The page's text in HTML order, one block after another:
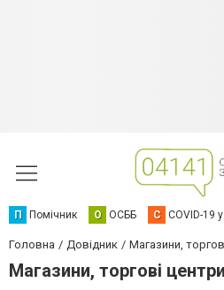
П Помічник О ОСББ C COVID-19
Головна Довідник Магазини,
Магазини, торгові